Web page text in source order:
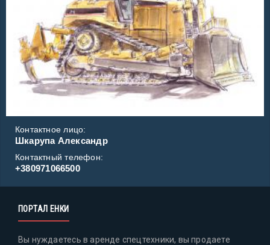
Контактное лицо:
Шкарупа Александр
Контактный телефон:
+380971066500
ПОРТАЛ ЕНКИ
Вы нуждаетесь в аренде спецтехники, вы продаете